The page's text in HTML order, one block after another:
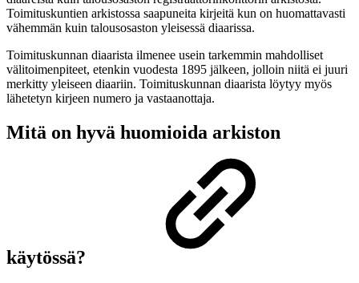
Toimituskuntien arkistossa saapuneita kirjeitä kun on huomattavasti
vähemmän kuin talousosaston yleisessä diaarissa.
Toimituskunnan diaarista ilmenee usein tarkemmin mahdolliset
välitoimenpiteet, etenkin vuodesta 1895 jälkeen, jolloin niitä ei juuri
merkitty yleiseen diaariin. Toimituskunnan diaarista löytyy myös
lähetetyn kirjeen numero ja vastaanottaja.
Mitä on hyvä huomioida arkiston
käytössä?